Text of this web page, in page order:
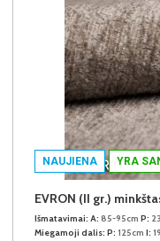
NAUJIENA YRA
EVRON (II gr.)
Išmatavimai: A: 85-95cm P:
Miegamoji dalis: P: 125cm I: